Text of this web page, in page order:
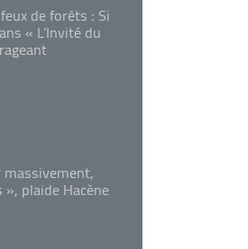
de forêts : Si
« L'Invité du
plaide Hacène